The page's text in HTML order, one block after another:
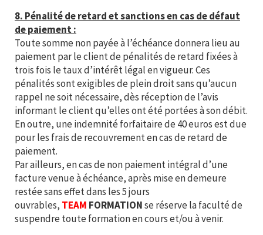
8. Pénalité de retard et sanctions en cas de défaut
de paiement :
Toute somme non payée à l’échéance donnera lieu au
paiement par le client de pénalités de retard fixées à
trois fois le taux d’intérêt légal en vigueur. Ces
pénalités sont exigibles de plein droit sans qu’aucun
rappel ne soit nécessaire, dès réception de l’avis
informant le client qu’elles ont été portées à son débit.
En outre, une indemnité forfaitaire de 40 euros est due
pour les frais de recouvrement en cas de retard de
paiement.
Par ailleurs, en cas de non paiement intégral d’une
facture venue à échéance, après mise en demeure
restée sans effet dans les 5 jours
ouvrables, TEAM FORMATIONse réserve la faculté de
suspendre toute formation en cours et/ou à venir.